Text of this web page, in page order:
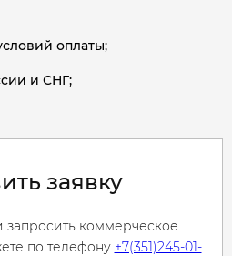
оплаты;
и СНГ;
заявку
запросить коммерческое
по телефону +7(351)245-01-